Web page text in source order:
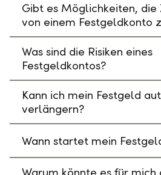
Gibt es Möglichkeiten, die
von einem Festgeldkonto
Was sind die Risiken eines
Festgeldkontos?
Kann ich mein Festgeld
verlängern?
Wann startet mein